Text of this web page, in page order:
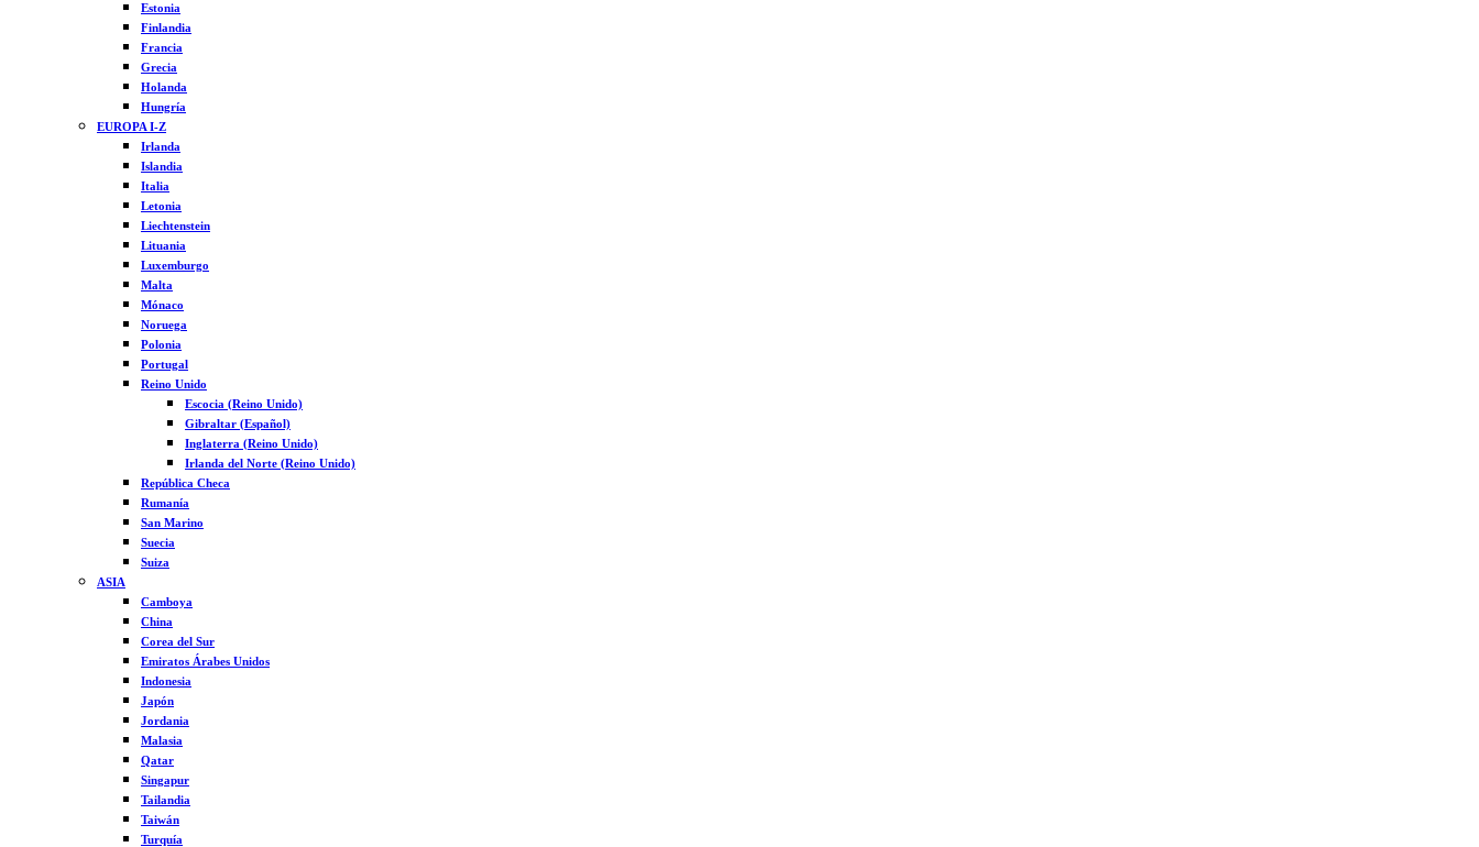
Estonia
Finlandia
Francia
Grecia
Holanda
Hungría
EUROPA I-Z
Irlanda
Islandia
Italia
Letonia
Liechtenstein
Lituania
Luxemburgo
Malta
Mónaco
Noruega
Polonia
Portugal
Reino Unido
Escocia (Reino Unido)
Gibraltar (Español)
Inglaterra (Reino Unido)
Irlanda del Norte (Reino Unido)
República Checa
Rumanía
San Marino
Suecia
Suiza
ASIA
Camboya
China
Corea del Sur
Emiratos Árabes Unidos
Indonesia
Japón
Jordania
Malasia
Qatar
Singapur
Tailandia
Taiwán
Turquía